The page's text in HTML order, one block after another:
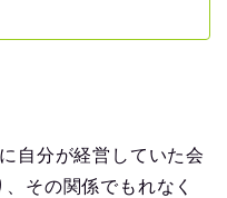
自分が経営していた会
その関係でもれなく